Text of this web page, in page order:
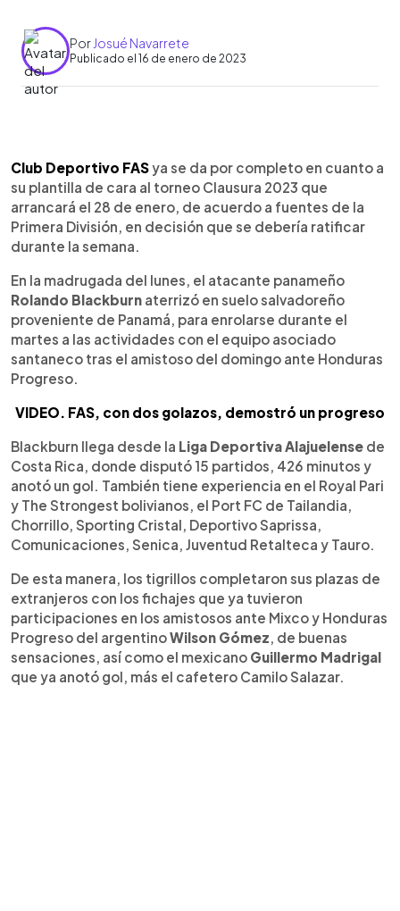
Por Josué Navarrete
Publicado el 16 de enero de 2023
► Escuchar artículo
Club Deportivo FASya se da por completo en cuanto a
su plantilla de cara al torneo Clausura 2023 que
arrancará el 28 de enero, de acuerdo a fuentes de la
Primera División, en decisión que se debería ratificar
durante la semana.
En la madrugada del lunes, el atacante panameño
Rolando Blackburn aterrizó en suelo salvadoreño
proveniente de Panamá, para enrolarse durante el
martes a las actividades con el equipo asociado
santaneco tras el amistoso del domingo ante Honduras
Progreso.
VIDEO. FAS, con dos golazos, demostró un progreso
Blackburn llega desde la Liga Deportiva Alajuelense de
Costa Rica, donde disputó 15 partidos, 426 minutos y
anotó un gol. También tiene experiencia en el Royal Pari
y The Strongest bolivianos, el Port FC de Tailandia,
Chorrillo, Sporting Cristal, Deportivo Saprissa,
Comunicaciones, Senica, Juventud Retalteca y Tauro.
De esta manera, los tigrillos completaron sus plazas de
extranjeros con los fichajes que ya tuvieron
participaciones en los amistosos ante Mixco y Honduras
Progreso del argentinoWilson Gómez , de buenas
sensaciones, así como el mexicano Guillermo Madrigal
que ya anotó gol, más el cafetero Camilo Salazar.